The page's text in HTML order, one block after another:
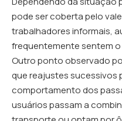
pode ser coberta pelo
trabalhadores informais,
frequentemente sentem
Outro ponto observado
que reajustes sucessivos
comportamento dos
usuários passam a